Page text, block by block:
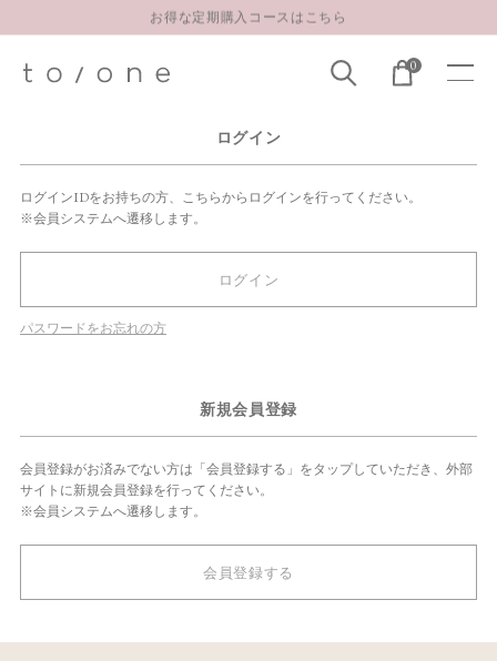
お得な定期購入コースはこちら
【重要】お盆期間中のお問い合わせと商品配送に関しまして
0
ログイン
ログインIDをお持ちの方、こちらからログインを行ってください。
※会員システムへ遷移します。
ログイン
パスワードをお忘れの方
新規会員登録
会員登録がお済みでない方は「会員登録する」をタップしていただき、外部
サイトに新規会員登録を行ってください。
※会員システムへ遷移します。
会員登録する